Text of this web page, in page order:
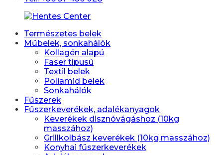
Természetes belek
Műbelek, sonkahálók
Kollagén alapú
Faser típusú
Textil belek
Poliamid belek
Sonkahálók
Fűszerek
Fűszerkeverékek, adalékanyagok
Keverékek disznóvágáshoz (10kg
masszához)
Grillkolbász keverékek (10kg masszához)
Konyhai fűszerkeverékek